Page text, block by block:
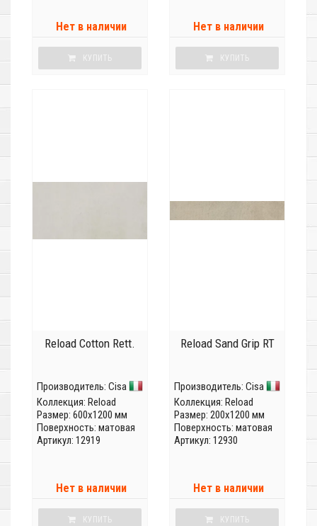
Нет в наличии
КУПИТЬ
Нет в наличии
КУПИТЬ
Reload Cotton Rett.
Производитель: Cisa
Коллекция: Reload
Размер: 600x1200 мм
Поверхность: матовая
Артикул: 12919
Нет в наличии
КУПИТЬ
Reload Sand Grip RT
Производитель: Cisa
Коллекция: Reload
Размер: 200x1200 мм
Поверхность: матовая
Артикул: 12930
Нет в наличии
КУПИТЬ